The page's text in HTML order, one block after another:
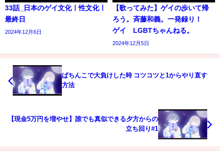
33話_日本のゲイ文化ㅣ性文化ㅣ
最終日
2024年12月6日
【歌ってみた】ゲイの歩いて帰
ろう。斉藤和義。一発録り！
ゲイ LGBTちゃんねる。
2024年12月5日
ぱちんこで大負けした時 コツコツと1からやり直す
方法
【現金5万円を増やせ】誰でも真似できる夕方からの
立ち回り#1